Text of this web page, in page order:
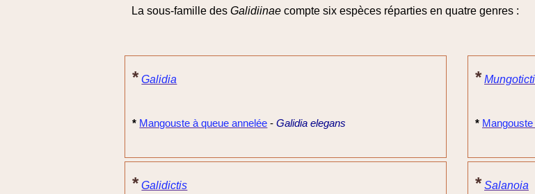
La sous-famille desGalidiinae compte six espèces réparties en quatre genres :
* Galidia
* Mangouste à queue annelée -Galidia elegans
* Galidictis
*
*
* Salanoia